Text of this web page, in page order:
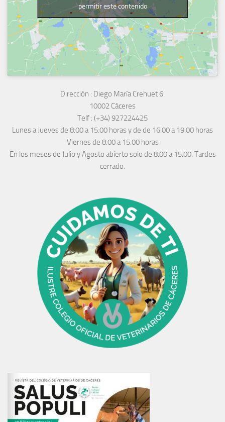
permitir este contenido
Dirección : Diego María Crehuet 6.
10002 Cáceres
Telf : (+34) 927224425
Lunes a Jueves de 8:00 a 15:00 horas y de de 16:00 a 19:00 horas
Viernes de 8:00 a 15:00 horas
En los meses de Julio y Agosto abierto solo de 8:00 a 15:00. Tardes
cerrado.